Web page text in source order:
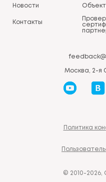
Новости
Контакты
Москва, 2-я
Политика
© 2010-